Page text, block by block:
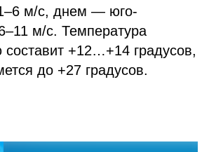
м/с, днем — юго-
м/с. Температура
составит +12…+14 градусов,
до +27 градусов.